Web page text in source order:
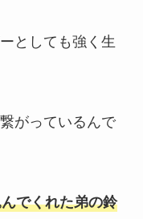
としても強く生
がっているんで
でくれた弟の鈴